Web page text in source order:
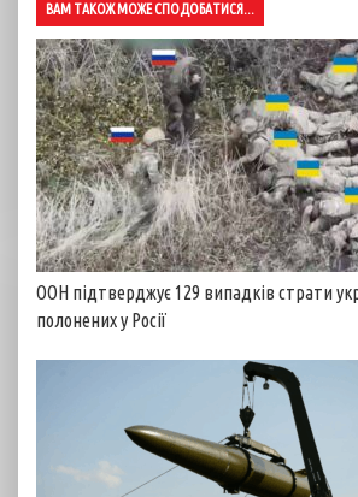
ВАМ ТАКОЖ МОЖЕ СПОДОБАТИСЯ...
ООН підтверджує 129 випадків страти
полонених у Росії